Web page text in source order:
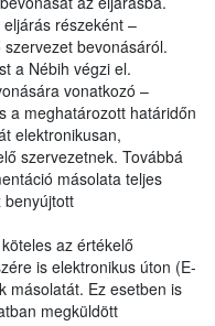
részeként –
bevonásáról.
a Nébih végzi el.
vonatkozó –
a meghatározott határidőn
elektronikusan,
szervezetnek. Továbbá
másolata teljes
benyújtott
az értékelő
is elektronikus úton (E-
másolatát. Ez esetben is
megküldött